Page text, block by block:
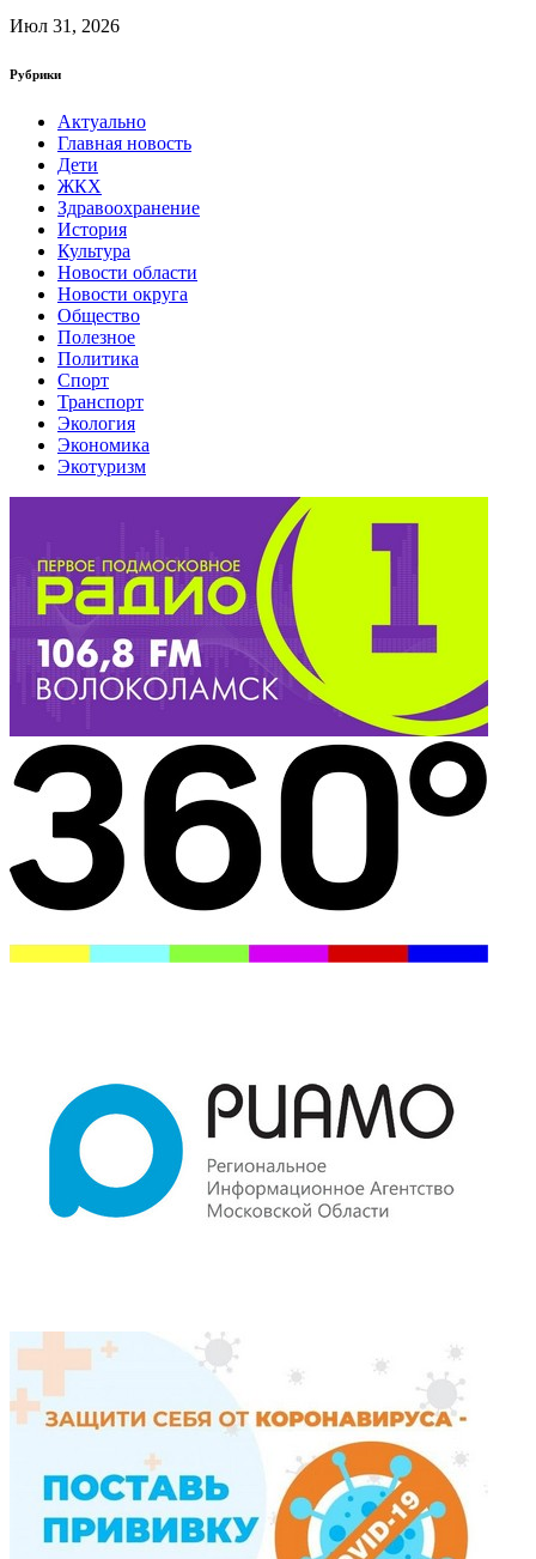
Июл 31, 2026
Рубрики
Актуально
Главная новость
Дети
ЖКХ
Здравоохранение
История
Культура
Новости области
Новости округа
Общество
Полезное
Политика
Спорт
Транспорт
Экология
Экономика
Экотуризм